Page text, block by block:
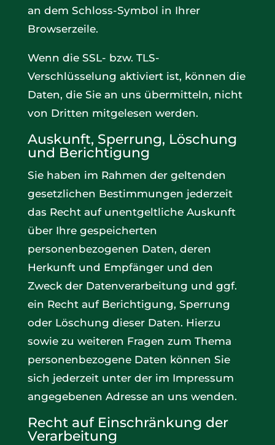
an dem Schloss-Symbol in Ihrer
Browserzeile.
Wenn die SSL- bzw. TLS-
Verschlüsselung aktiviert ist, können die
Daten, die Sie an uns übermitteln, nicht
von Dritten mitgelesen werden.
Auskunft, Sperrung, Löschung
und Berichtigung
Sie haben im Rahmen der geltenden
gesetzlichen Bestimmungen jederzeit
das Recht auf unentgeltliche Auskunft
über Ihre gespeicherten
personenbezogenen Daten, deren
Herkunft und Empfänger und den
Zweck der Datenverarbeitung und ggf.
ein Recht auf Berichtigung, Sperrung
oder Löschung dieser Daten. Hierzu
sowie zu weiteren Fragen zum Thema
personenbezogene Daten können Sie
sich jederzeit unter der im Impressum
angegebenen Adresse an uns wenden.
Recht auf Einschränkung der
Verarbeitung